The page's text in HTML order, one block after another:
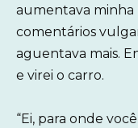
aumentava minha
comentários
aguentava mais.
e virei o carro.
“Ei, para onde